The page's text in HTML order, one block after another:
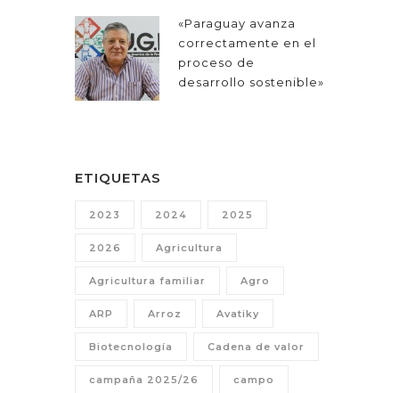
«Paraguay avanza
correctamente en el
proceso de
desarrollo sostenible»
ETIQUETAS
2023 2024 2025
2026 Agricultura
Agricultura familiar Agro
ARP Arroz Avatiky
Biotecnología Cadena de valor
campaña 2025/26 campo